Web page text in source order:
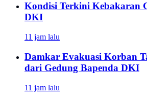
Kondisi Terkini Kebakaran
DKI
11 jam lalu
Damkar Evakuasi Korban
dari Gedung Bapenda DKI
11 jam lalu